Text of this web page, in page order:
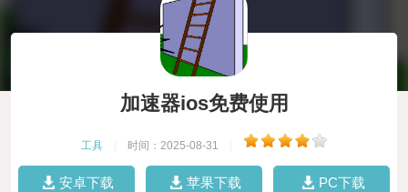
加速器ios免费使用
工具 时间：2025-08-31
安卓下载 苹果下载 PC下载